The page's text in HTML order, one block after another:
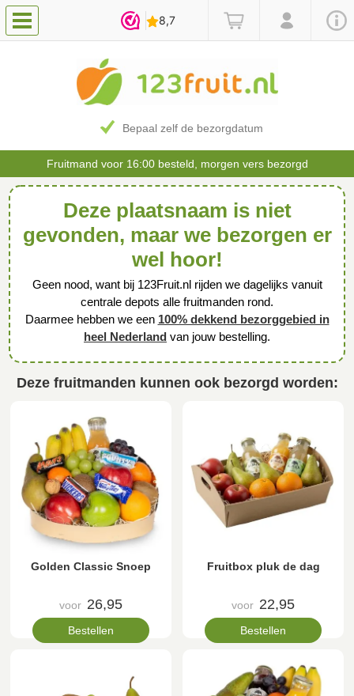
Bepaal zelf de bezorgdatum
Fruitmand voor 16:00 besteld, morgen vers bezorgd
Deze plaatsnaam is niet
gevonden, maar we bezorgen er
wel hoor!
Geen nood, want bij 123Fruit.nl rijden we dagelijks vanuit
centrale depots alle fruitmanden rond.
Daarmee hebben we een 100% dekkend bezorggebied in
heel Nederland van jouw bestelling.
Deze fruitmanden kunnen ook bezorgd worden:
Golden Classic Snoep
voor 26,95
Bestellen
Fruitbox pluk de dag
voor 22,95
Bestellen